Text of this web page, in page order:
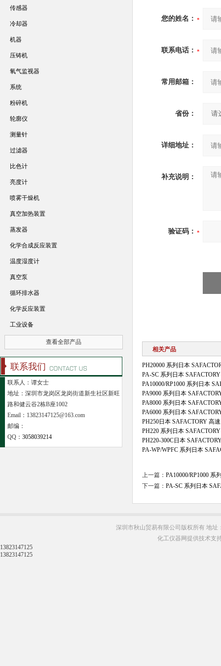
您的姓名：
联系电话：
常用邮箱：
省份：
详细地址：
补充说明：
验证码：
相关产品
PH20000 系列日本
PA-SC 系列日本
PA10000/RP1000 系列日本
PA9000 系列日本
PA8000 系列日本
PA6000 系列日本
PH250日本 SAFACTORY 高
PH220 系列日本
PH220-300C日本
PA-WP/WPFC 系列日本
上一篇： PA10000/RP1000
下一篇： PA-SC 系列日本
传感器
冷却器
机器
压铸机
氧气监视器
系统
粉碎机
轮廓仪
测量针
过滤器
比色计
亮度计
喷雾干燥机
真空加热装置
蒸发器
化学合成反应装置
温度湿度计
真空泵
循环排水器
化学反应装置
工业设备
查看全部产品
联系我们
联系人：谭女士
地址：深圳市龙岗区龙岗街道新生社区新旺
路和健云谷2栋B座1002
Email：13823147125@163.com
邮编：
QQ： 3058039214
深圳市秋山贸易有限公司版权所有 地址
化工仪器网提供技术支
13823147125
13823147125